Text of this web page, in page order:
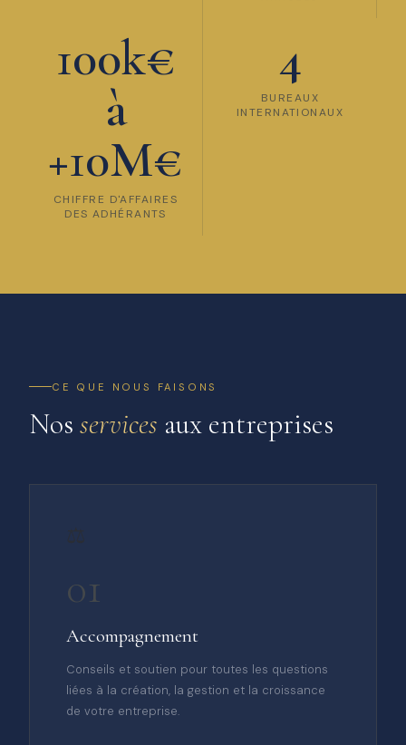
100k€
à
+10M€
CHIFFRE D'AFFAIRES
DES ADHÉRANTS
4
BUREAUX
INTERNATIONAUX
CE QUE NOUS FAISONS
Nos services aux entreprises
01
Accompagnement
Conseils et soutien pour toutes les questions
liées à la création, la gestion et la croissance
de votre entreprise.